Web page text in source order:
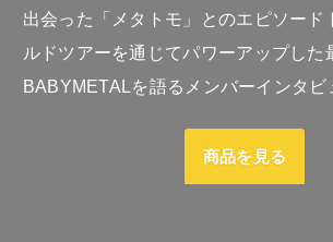
出会った「メタトモ」とのエピソード
ルドツアーを通じてパワーアップした
BABYMETALを語るメンバーインタビ
商品を見る